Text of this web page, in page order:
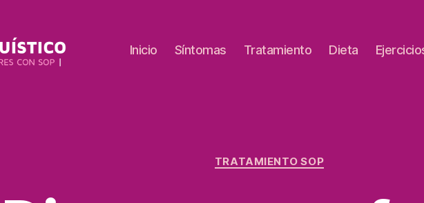
Inicio Síntomas Tratamiento Dieta
TRATAMIENTO SOP